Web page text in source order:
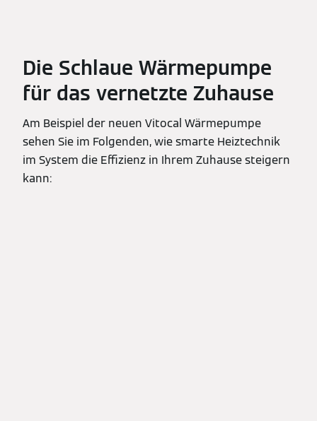
Die Schlaue Wärmepumpe
für das vernetzte Zuhause
Am Beispiel der neuen Vitocal Wärmepumpe
sehen Sie im Folgenden, wie smarte Heiztechnik
im System die Effizienz in Ihrem Zuhause steigern
kann: